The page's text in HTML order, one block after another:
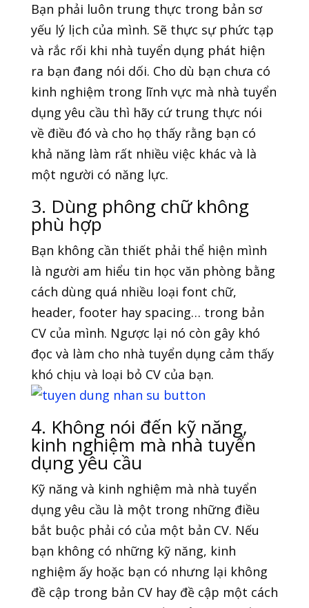
Bạn phải luôn trung thực trong bản sơ
yếu lý lịch của mình. Sẽ thực sự phức tạp
và rắc rối khi nhà tuyển dụng phát hiện
ra bạn đang nói dối. Cho dù bạn chưa có
kinh nghiệm trong lĩnh vực mà nhà tuyển
dụng yêu cầu thì hãy cứ trung thực nói
về điều đó và cho họ thấy rằng bạn có
khả năng làm rất nhiều việc khác và là
một người có năng lực.
3. Dùng phông chữ không
phù hợp
Bạn không cần thiết phải thể hiện mình
là người am hiểu tin học văn phòng bằng
cách dùng quá nhiều loại font chữ,
header, footer hay spacing… trong bản
CV của mình. Ngược lại nó còn gây khó
đọc và làm cho nhà tuyển dụng cảm thấy
khó chịu và loại bỏ CV của bạn.
4. Không nói đến kỹ năng,
kinh nghiệm mà nhà tuyển
dụng yêu cầu
Kỹ năng và kinh nghiệm mà nhà tuyển
dụng yêu cầu là một trong những điều
bắt buộc phải có của một bản CV. Nếu
bạn không có những kỹ năng, kinh
nghiệm ấy hoặc bạn có nhưng lại không
đề cập trong bản CV hay đề cập một cách